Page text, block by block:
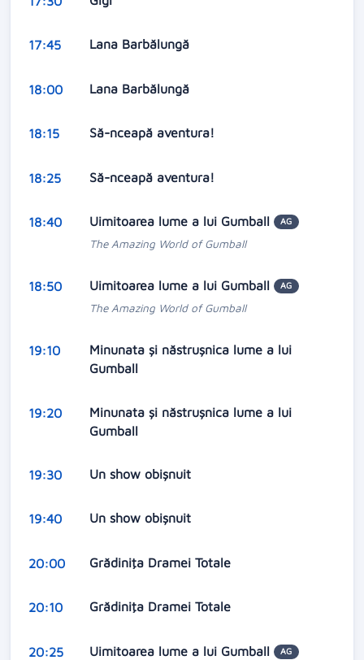
17:45 Lana Barbălungă
18:00 Lana Barbălungă
18:15 Să-nceapă aventura!
18:25 Să-nceapă aventura!
18:40 Uimitoarea lume a lui Gumball AG
The Amazing World of Gumball
18:50 Uimitoarea lume a lui Gumball AG
The Amazing World of Gumball
19:10
Minunata și năstrușnica lume a lui
Gumball
19:20
Minunata și năstrușnica lume a lui
Gumball
19:30 Un show obişnuit
19:40 Un show obişnuit
20:00 Grădiniţa Dramei Totale
20:10 Grădiniţa Dramei Totale
20:25 Uimitoarea lume a lui Gumball AG